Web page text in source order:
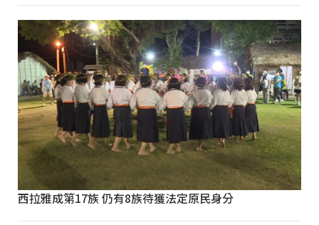
西拉雅成第17族 仍有8族待獲法定原民身分